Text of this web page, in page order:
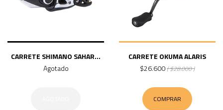
CARRETE SHIMANO SAHAR...
Agotado
CARRETE OKUMA ALARIS
$26.600( $28.000 )
COMPRAR